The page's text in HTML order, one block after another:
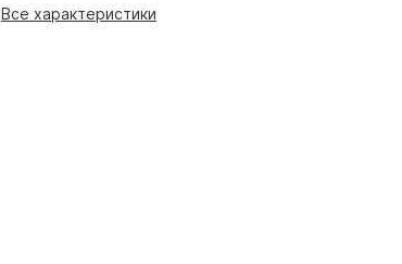
Все характеристики